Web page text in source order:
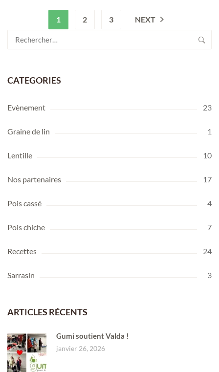
1 2 3
NEXT
Rechercher :
CATEGORIES
Evènement 23
Graine de lin 1
Lentille 10
Nos partenaires 17
Pois cassé 4
Pois chiche 7
Recettes 24
Sarrasin 3
ARTICLES RÉCENTS
Gumi soutient Valda !
janvier 26, 2026